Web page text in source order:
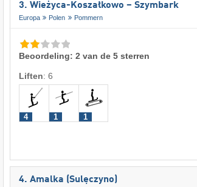
3. Wieżyca-Koszałkowo – Szymbark
Europa Polen Pommern
Beoordeling: 2 van de 5 sterren
Liften: 6
4 1 1
4. Amalka (Sulęczyno)